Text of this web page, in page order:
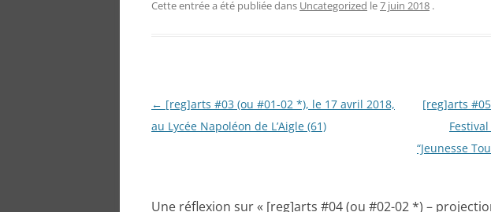
Cette entrée a été publiée dans Uncategorized le7 juin 2018 .
Navigation
des
← [reg]arts #03 (ou #01-02 *), le 17 avril 2018,
au Lycée Napoléon de L’Aigle (61)
[reg]arts
“Jeunesse
Une réflexion sur « [reg]arts #04 (ou #02-02 *) –